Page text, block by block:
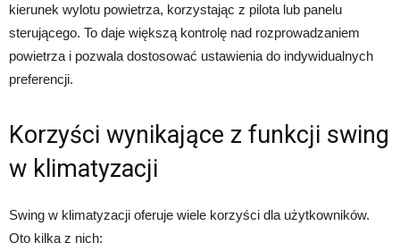
kierunek wylotu powietrza, korzystając z pilota lub panelu
sterującego. To daje większą kontrolę nad rozprowadzaniem
powietrza i pozwala dostosować ustawienia do indywidualnych
preferencji.
Korzyści wynikające z funkcji swing
w klimatyzacji
Swing w klimatyzacji oferuje wiele korzyści dla użytkowników.
Oto kilka z nich: